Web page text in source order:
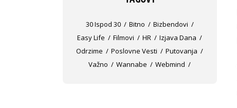
30 Ispod 30 Bitno
Bizbendovi
Easy Life
Filmovi HR
Izjava Dana
Odrzime
Poslovne Vesti
Putovanja
Važno
Wannabe Webmind